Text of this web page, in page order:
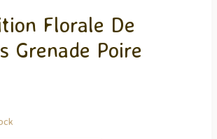
Florale De
Grenade Poire